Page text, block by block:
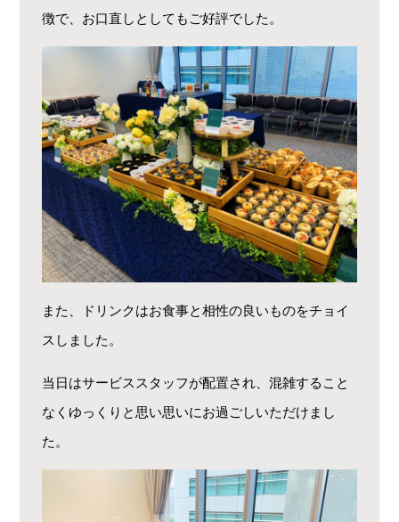
徴で、お口直しとしてもご好評でした。
また、ドリンクはお食事と相性の良いものをチョイ
スしました。
当日はサービススタッフが配置され、混雑すること
なくゆっくりと思い思いにお過ごしいただけまし
た。